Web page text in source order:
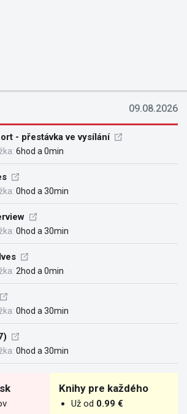
09.08.2026
- přestávka ve vysílání
6hod a 0min
0hod a 30min
0hod a 30min
2hod a 0min
0hod a 30min
0hod a 30min
Knihy pre každého
Už od 0.99 €